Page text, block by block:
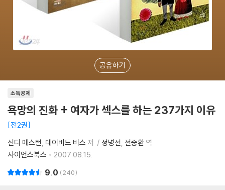
공유하기
소득공제
욕망의 진화 + 여자가 섹스를 하는 237가지 이유
전2권
신디 메스턴 데이비드 버스 저 정병선 전중환 역
사이언스북스
2007.08.15.
9.0 240